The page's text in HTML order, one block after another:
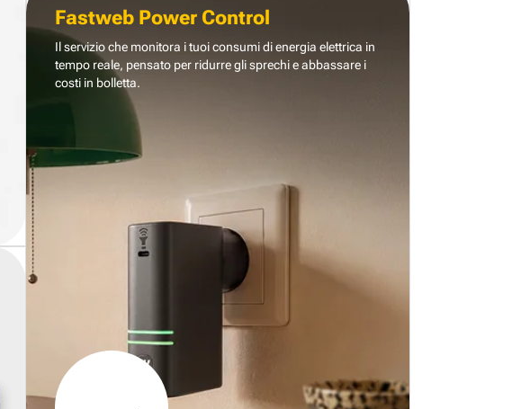
Fastweb Power Control
Il servizio che monitora i tuoi consumi di energia elettrica in
tempo reale, pensato per ridurre gli sprechi e abbassare i
costi in bolletta.